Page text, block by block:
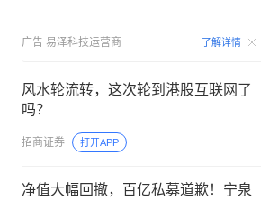
广告 易泽科技运营商 了解详情
风水轮流转，这次轮到港股互联网了
吗？
招商证券 打开APP
净值大幅回撤，百亿私募道歉！宁泉